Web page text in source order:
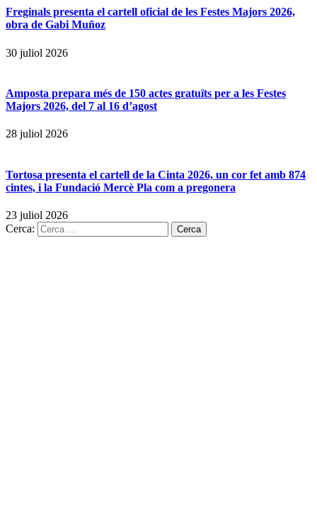
Freginals presenta el cartell oficial de les Festes Majors 2026,
obra de Gabi Muñoz
30 juliol 2026
Amposta prepara més de 150 actes gratuïts per a les Festes
Majors 2026, del 7 al 16 d’agost
28 juliol 2026
Tortosa presenta el cartell de la Cinta 2026, un cor fet amb 874
cintes, i la Fundació Mercè Pla com a pregonera
23 juliol 2026
Cerca: